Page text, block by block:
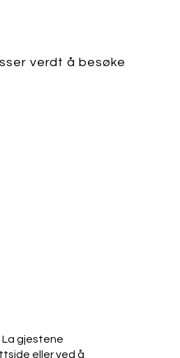
verdt å besøke
La gjestene
eller ved å